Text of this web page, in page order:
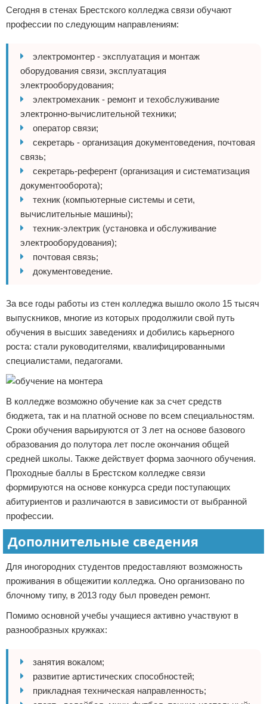
Сегодня в стенах Брестского колледжа связи обучают
профессии по следующим направлениям:
электромонтер - эксплуатация и монтаж
оборудования связи, эксплуатация
электрооборудования;
электромеханик - ремонт и техобслуживание
электронно-вычислительной техники;
оператор связи;
секретарь - организация документоведения, почтовая
связь;
секретарь-референт (организация и систематизация
документооборота);
техник (компьютерные системы и сети,
вычислительные машины);
техник-электрик (установка и обслуживание
электрооборудования);
почтовая связь;
документоведение.
За все годы работы из стен колледжа вышло около 15 тысяч
выпускников, многие из которых продолжили свой путь
обучения в высших заведениях и добились карьерного
роста: стали руководителями, квалифицированными
специалистами, педагогами.
В колледже возможно обучение как за счет средств
бюджета, так и на платной основе по всем специальностям.
Сроки обучения варьируются от 3 лет на основе базового
образования до полутора лет после окончания общей
средней школы. Также действует форма заочного обучения.
Проходные баллы в Брестском колледже связи
формируются на основе конкурса среди поступающих
абитуриентов и различаются в зависимости от выбранной
профессии.
Дополнительные сведения
Для иногородних студентов предоставляют возможность
проживания в общежитии колледжа. Оно организовано по
блочному типу, в 2013 году был проведен ремонт.
Помимо основной учебы учащиеся активно участвуют в
разнообразных кружках:
занятия вокалом;
развитие артистических способностей;
прикладная техническая направленность;